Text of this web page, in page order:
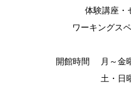
体験講座・
ワーキングス
開館時間 月～金
土・日曜日